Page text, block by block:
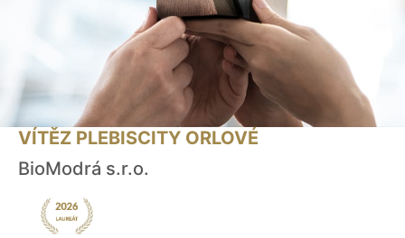
VÍTĚZ PLEBISCITY ORLOVÉ
BioModrá s.r.o.